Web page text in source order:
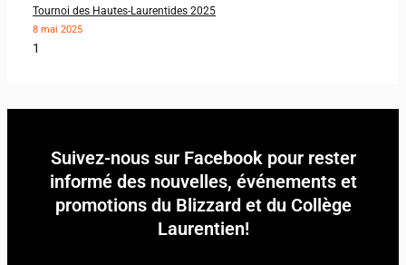
Tournoi des Hautes-Laurentides 2025
8 mai 2025
Suivez-nous sur Facebook pour rester
informé des nouvelles, événements et
promotions du Blizzard et du Collège
Laurentien!